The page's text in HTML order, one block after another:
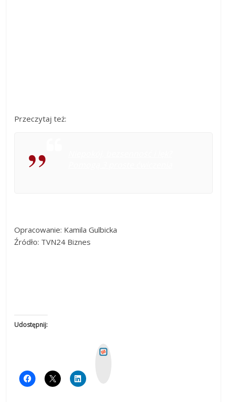
Przeczytaj też:
Opracowanie: Kamila Gulbicka
Źródło: TVN24 Biznes
Udostępnij: